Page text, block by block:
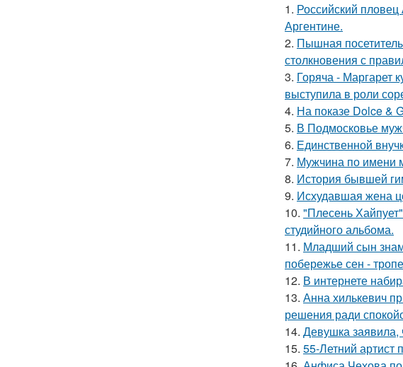
1. Российский
Аргентине.
2. Пышная
столкновения с
3. Горяча - Маргарет
выступила в роли
4. На показе Dolce &
5. В Подмосковье
6. Единственной
7. Мужчина по имени
8. История бывшей
9. Исхудавшая жена
10. "Плесень
студийного альбома.
11. Младший сын
побережье сен -
12. В интернете
13. Анна хилькевич
решения ради
14. Девушка заявила,
15. 55-Летний артист